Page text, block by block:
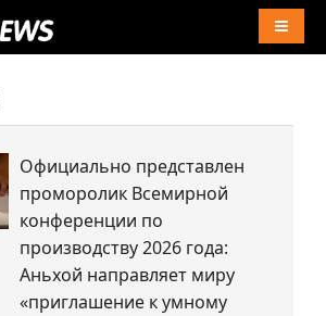
Официально представлен
проморолик Всемирной
конференции по
производству 2026 года:
Аньхой направляет миру
«приглашение к умному